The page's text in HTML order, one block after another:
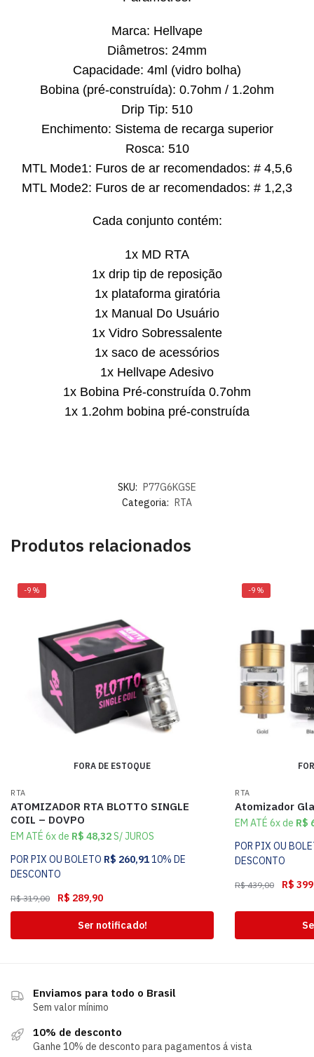
Marca: Hellvape
Diâmetros: 24mm
Capacidade: 4ml (vidro bolha)
Bobina (pré-construída): 0.7ohm / 1.2ohm
Drip Tip: 510
Enchimento: Sistema de recarga superior
Rosca: 510
MTL Mode1: Furos de ar recomendados: # 4,5,6
MTL Mode2: Furos de ar recomendados: # 1,2,3
Cada conjunto contém:
1x MD RTA
1x drip tip de reposição
1x plataforma giratória
1x Manual Do Usuário
1x Vidro Sobressalente
1x saco de acessórios
1x Hellvape Adesivo
1x Bobina Pré-construída 0.7ohm
1x 1.2ohm bobina pré-construída
SKU: P77G6KGSE
Categoria: RTA
Produtos relacionados
-9%
FORA DE ESTOQUE
RTA
ATOMIZADOR RTA BLOTTO SINGLE
COIL – DOVPO
EM ATÉ 6x de R$ 48,32S/ JUROS
POR PIX OU BOLETO R$ 260,9110% DE
DESCONTO
R$319,00 R$ 289,90
Ser notificado!
-9%
RTA
Atomizador
EM ATÉ 6x de R$
POR PIX OU
DESCONTO
R$439,00 R$
Enviamos para todo o Brasil
Sem valor mínimo
10% de desconto
Ganhe 10% de desconto para pagamentos á vista